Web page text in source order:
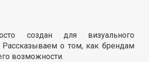
создан для визуального
Рассказываем о том, как брендам
возможности.